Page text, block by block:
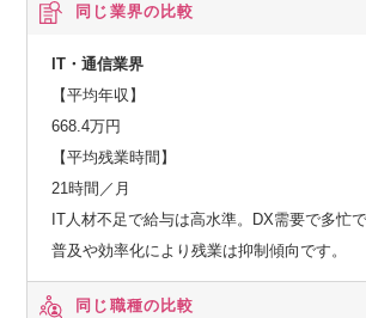
同じ業界の比較
IT・通信業界
【平均年収】
668.4万円
【平均残業時間】
21時間／月
IT人材不足で給与は高水準。DX需要で多忙
普及や効率化により残業は抑制傾向です。
同じ職種の比較